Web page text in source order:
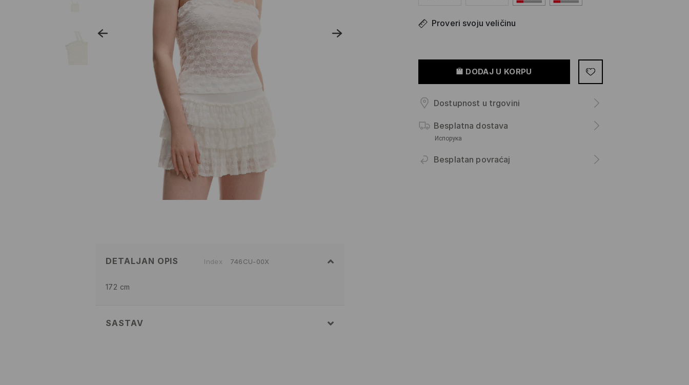
Proveri svoju veličinu
DODAJ U KORPU
Dostupnost u trgovini
Besplatna dostava
Испорука
Besplatan povraćaj
DETALJAN OPIS Index 746CU-00X
172 cm
SASTAV